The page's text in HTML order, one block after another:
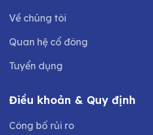
Về chúng tôi
Quan hệ cổ đông
Tuyển dụng
Điều khoản & Quy định
Công bố rủi ro